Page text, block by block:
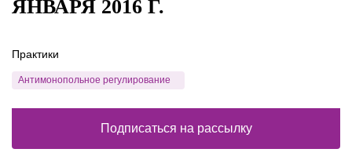
ЯНВАРЯ 2016 Г.
Практики
Антимонопольное регулирование
Подписаться на рассылку